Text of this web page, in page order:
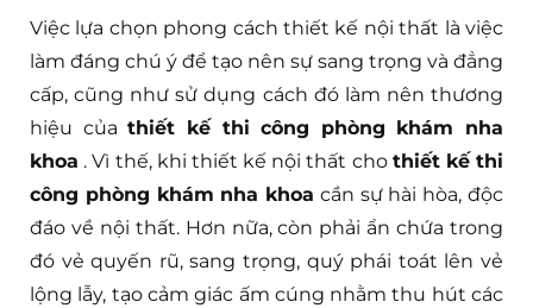
Việc lựa chọn phong cách thiết kế nội thất là việc
làm đáng chú ý để tạo nên sự sang trọng và đẳng
cấp, cũng như sử dụng cách đó làm nên thương
hiệu củathiết kế thi công phòng khám nha
khoa . Vì thế, khi thiết kế nội thất cho thiết kế thi
công phòng khám nha khoa cần sự hài hòa, độc
đáo về nội thất. Hơn nữa, còn phải ẩn chứa trong
đó vẻ quyến rũ, sang trọng, quý phái toát lên vẻ
lộng lẫy, tạo cảm giác ấm cúng nhằm thu hút các